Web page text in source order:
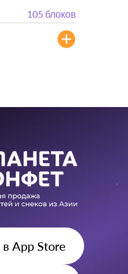
105 блоков
в App Store